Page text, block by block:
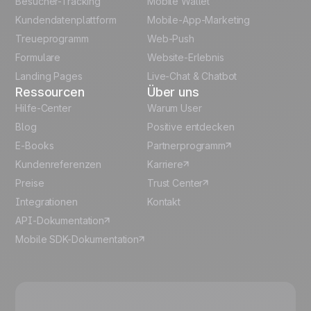
Español
Kundendatenplattform
Treueprogramm
Formulare
Landing Pages
Mobile-App-Marketing
Web-Push
Website-Erlebnis
Live-Chat & Chatbot
Ressourcen
Hilfe-Center
Blog
E-Books
Kundenreferenzen
Preise
Integrationen
API-Dokumentation
Mobile SDK-Dokumentation
Über uns
Warum User
Positive entdecken
Partnerprogramm
Karriere
Trust Center
Kontakt